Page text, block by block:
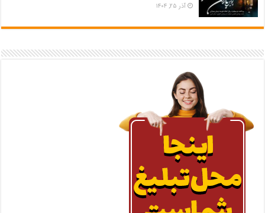
آذر ۲۵, ۱۴۰۴